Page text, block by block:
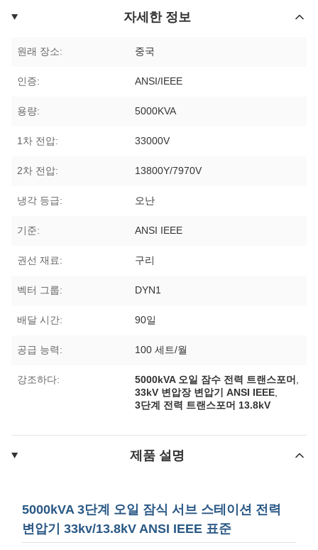
자세한 정보
원래 장소: 중국
인증: ANSI/IEEE
용량: 5000KVA
1차 전압: 33000V
2차 전압: 13800Y/7970V
냉각 등급: 오난
기준: ANSI IEEE
권선 재료: 구리
벡터 그룹: DYN1
배달 시간: 90일
공급 능력: 100 세트/월
강조하다: 5000kVA 오일 잠수 전력 트랜스포머
33kV 변압장 변압기 ANSI IEEE
3단계 전력 트랜스포머 13.8kV
제품 설명
5000kVA 3단계 오일 잠식 서브 스테이션 전력
변압기 33kv/13.8kV ANSI IEEE 표준